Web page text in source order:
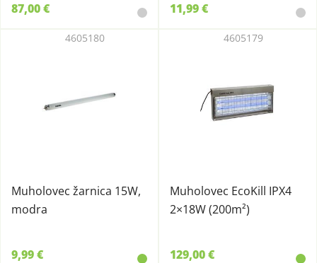
87,00 € 11,99 €
Muholovec žarnica 15W,
modra
4605180
9,99 €
Muholovec EcoKill IPX4
2×18W (200m²)
4605179
129,00 €